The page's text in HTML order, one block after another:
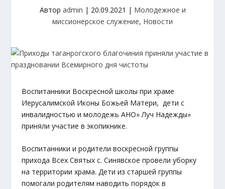
Автор admin | 20.09.2021 | Молодежное и
миссионерское служение, Новости
Воспитанники Воскресной школы при храме
Иерусалимской Иконы Божьей Матери, дети с
инвалидностью и молодежь АНО» Луч Надежды»
приняли участие в экопикнике.
Воспитанники и родители воскресной группы
прихода Всех Святых с. Синявское провели уборку
на территории храма. Дети из старшей группы
помогали родителям наводить порядок в